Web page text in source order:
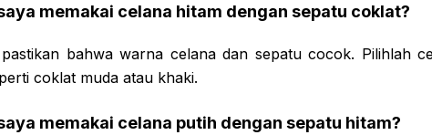
memakai celana hitam dengan sepatu coklat?
bahwa warna celana dan sepatu cocok. Pilihlah
coklat muda atau khaki.
memakai celana putih dengan sepatu hitam?